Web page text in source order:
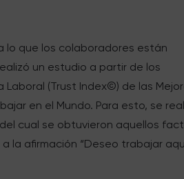
lo que los colaboradores están
un estudio a partir de los
(Trust Index©) de las
en el Mundo. Para esto, se
cual se obtuvieron aquellos
la afirmación “Deseo trabajar